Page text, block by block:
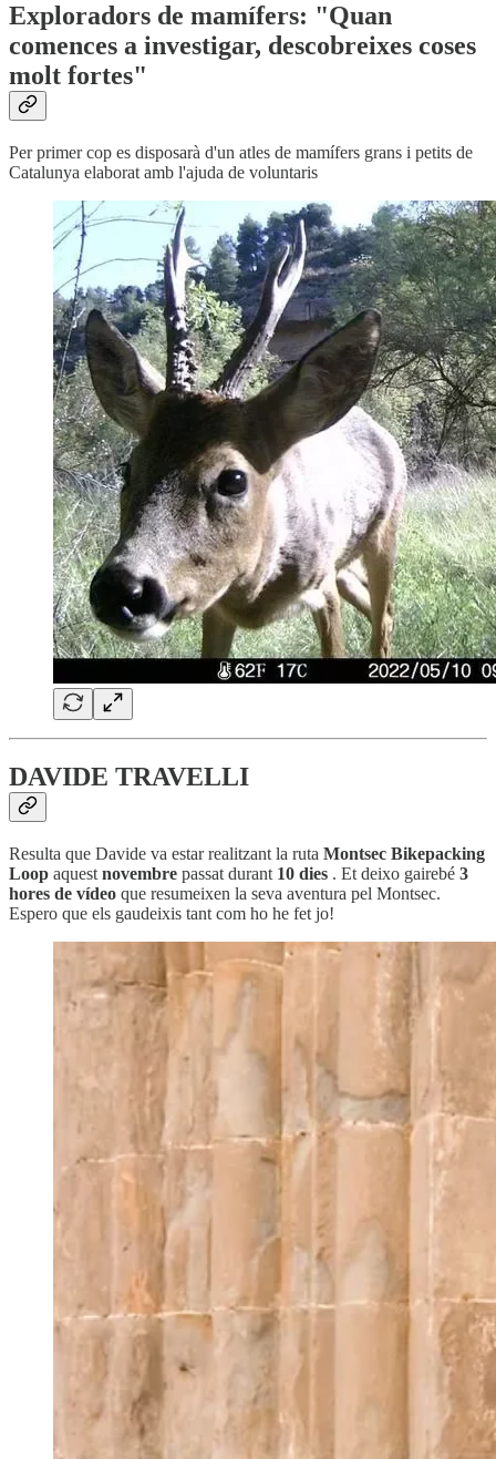
Exploradors de mamífers: "Quan
comences a investigar, descobreixes coses
molt fortes"
Per primer cop es disposarà d'un atles de mamífers grans i petits de
Catalunya elaborat amb l'ajuda de voluntaris
DAVIDE TRAVELLI
Resulta que Davide va estar realitzant la ruta Montsec Bikepacking
Loop aquest novembre passat durant 10 dies . Et deixo gairebé 3
hores de vídeo que resumeixen la seva aventura pel Montsec.
Espero que els gaudeixis tant com ho he fet jo!